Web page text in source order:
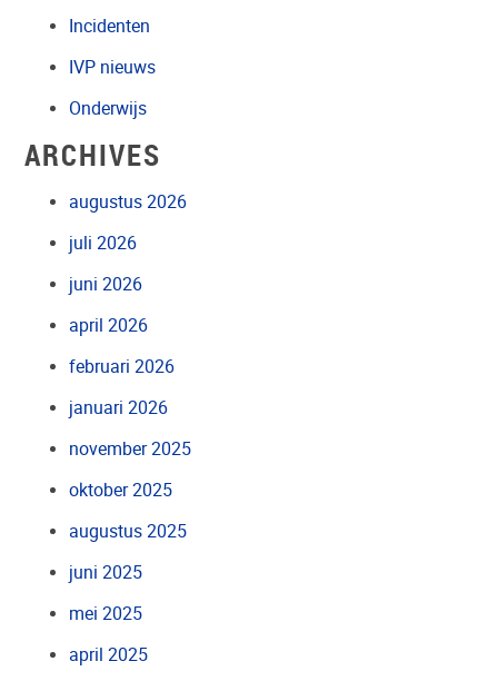
Incidenten
IVP nieuws
Onderwijs
ARCHIVES
augustus 2026
juli 2026
juni 2026
april 2026
februari 2026
januari 2026
november 2025
oktober 2025
augustus 2025
juni 2025
mei 2025
april 2025